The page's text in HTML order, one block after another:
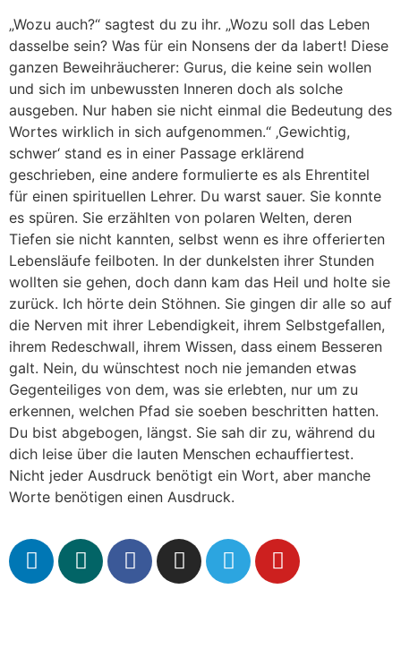
„Wozu auch?“ sagtest du zu ihr. „Wozu soll das Leben
dasselbe sein? Was für ein Nonsens der da labert! Diese
ganzen Beweihräucherer: Gurus, die keine sein wollen
und sich im unbewussten Inneren doch als solche
ausgeben. Nur haben sie nicht einmal die Bedeutung des
Wortes wirklich in sich aufgenommen.“ ‚Gewichtig,
schwer‘ stand es in einer Passage erklärend
geschrieben, eine andere formulierte es als Ehrentitel
für einen spirituellen Lehrer. Du warst sauer. Sie konnte
es spüren. Sie erzählten von polaren Welten, deren
Tiefen sie nicht kannten, selbst wenn es ihre offerierten
Lebensläufe feilboten. In der dunkelsten ihrer Stunden
wollten sie gehen, doch dann kam das Heil und holte sie
zurück. Ich hörte dein Stöhnen. Sie gingen dir alle so auf
die Nerven mit ihrer Lebendigkeit, ihrem Selbstgefallen,
ihrem Redeschwall, ihrem Wissen, dass einem Besseren
galt. Nein, du wünschtest noch nie jemanden etwas
Gegenteiliges von dem, was sie erlebten, nur um zu
erkennen, welchen Pfad sie soeben beschritten hatten.
Du bist abgebogen, längst. Sie sah dir zu, während du
dich leise über die lauten Menschen echauffiertest.
Nicht jeder Ausdruck benötigt ein Wort, aber manche
Worte benötigen einen Ausdruck.